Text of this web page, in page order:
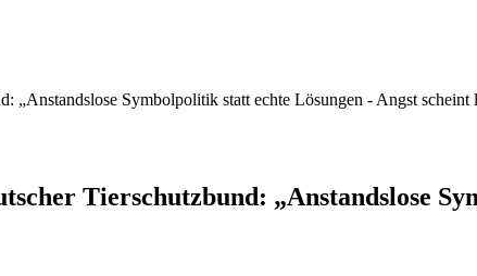
Symbolpolitik statt echte Lösungen - Angst scheint
Tierschutzbund: „Anstandslose